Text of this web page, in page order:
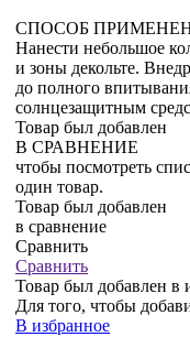
СПОСОБ
Нанести небольшое
и зоны декольте.
до полного
солнцезащитным
Товар был добавлен
В СРАВНЕНИЕ
чтобы посмотреть
один товар.
Товар был добавлен
в сравнение
Сравнить
Сравнить
Товар был добавлен в
Для того, чтобы
В избранное